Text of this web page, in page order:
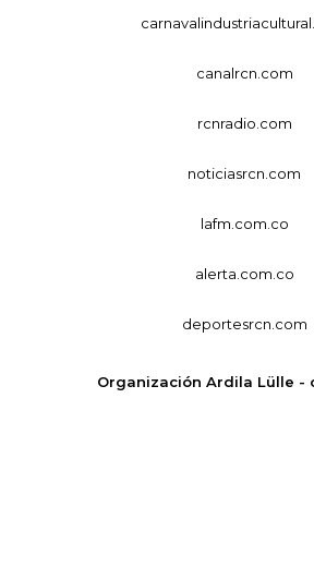
canalrcn.com
rcnradio.com
noticiasrcn.com
lafm.com.co
alerta.com.co
deportesrcn.com
Organización Ardila Lülle -